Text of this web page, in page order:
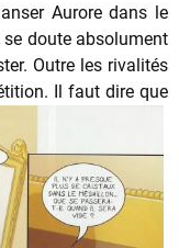
Aurore dans le
se doute absolument
Outre les rivalités
Il faut dire que